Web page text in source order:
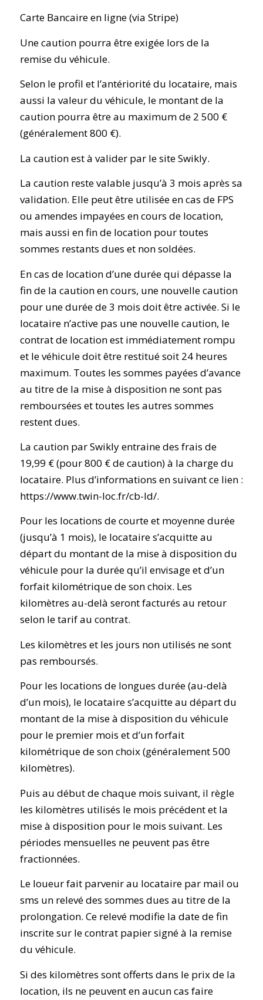
Carte Bancaire en ligne (via Stripe)
Une caution pourra être exigée lors de la
remise du véhicule.
Selon le profil et l’antériorité du locataire, mais
aussi la valeur du véhicule, le montant de la
caution pourra être au maximum de 2 500 €
(généralement 800 €).
La caution est à valider par le site Swikly.
La caution reste valable jusqu’à 3 mois après sa
validation. Elle peut être utilisée en cas de FPS
ou amendes impayées en cours de location,
mais aussi en fin de location pour toutes
sommes restants dues et non soldées.
En cas de location d’une durée qui dépasse la
fin de la caution en cours, une nouvelle caution
pour une durée de 3 mois doit être activée. Si le
locataire n’active pas une nouvelle caution, le
contrat de location est immédiatement rompu
et le véhicule doit être restitué soit 24 heures
maximum. Toutes les sommes payées d’avance
au titre de la mise à disposition ne sont pas
remboursées et toutes les autres sommes
restent dues.
La caution par Swikly entraine des frais de
19,99 € (pour 800 € de caution) à la charge du
locataire. Plus d’informations en suivant ce lien :
https://www.twin-loc.fr/cb-ld/.
Pour les locations de courte et moyenne durée
(jusqu’à 1 mois), le locataire s’acquitte au
départ du montant de la mise à disposition du
véhicule pour la durée qu’il envisage et d’un
forfait kilométrique de son choix. Les
kilomètres au-delà seront facturés au retour
selon le tarif au contrat.
Les kilomètres et les jours non utilisés ne sont
pas remboursés.
Pour les locations de longues durée (au-delà
d’un mois), le locataire s’acquitte au départ du
montant de la mise à disposition du véhicule
pour le premier mois et d’un forfait
kilométrique de son choix (généralement 500
kilomètres).
Puis au début de chaque mois suivant, il règle
les kilomètres utilisés le mois précédent et la
mise à disposition pour le mois suivant. Les
périodes mensuelles ne peuvent pas être
fractionnées.
Le loueur fait parvenir au locataire par mail ou
sms un relevé des sommes dues au titre de la
prolongation. Ce relevé modifie la date de fin
inscrite sur le contrat papier signé à la remise
du véhicule.
Si des kilomètres sont offerts dans le prix de la
location, ils ne peuvent en aucun cas faire